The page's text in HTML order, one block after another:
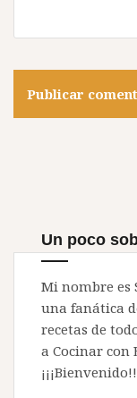
Un poco
Mi nombre es
una fanática
recetas de
a Cocinar con